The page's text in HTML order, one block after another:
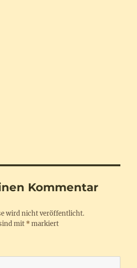
Kommentar
wird nicht veröffentlicht.
mit * markiert